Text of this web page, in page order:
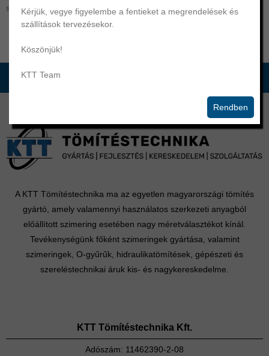
széles választékban.
A KTT Tömítéstechnika ma az egyetlen magyarországi tömítés
gyártó, amely valamennyi használatos szerkezeti anyagból
előállított szimering esetében nagy méretválasztékot kínál.
Tevékenységünk főként szimeringek gyártása, valamint
szimeringek, O-gyűrűk, hidraulikatömítések, gépészeti és
szereléstechnikai áruk kis- és nagykereskedelme.
KTT Tömítéstechnika Kft.
Adószám: 11462390-2-08
Kérjük, vegye figyelembe a fentieket a megrendelések és
szállítások tervezésekor.
Köszönjük!
KTT Team
Rendben